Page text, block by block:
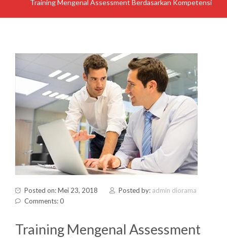
Training Mengenal Assessment Berdasarkan Kompetensi
Posted on: Mei 23, 2018 Posted by: admin diorama
Comments: 0
Training Mengenal Assessment